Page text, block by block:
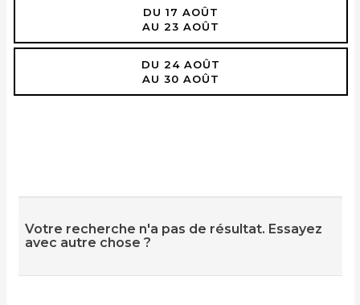
DU 17 AOÛT
AU 23 AOÛT
DU 24 AOÛT
AU 30 AOÛT
Votre recherche n'a pas de résultat. Essayez
avec autre chose ?